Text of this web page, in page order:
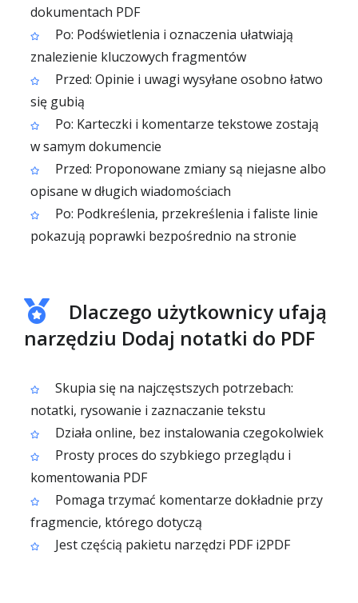
dokumentach PDF
Po: Podświetlenia i oznaczenia ułatwiają
znalezienie kluczowych fragmentów
Przed: Opinie i uwagi wysyłane osobno łatwo
się gubią
Po: Karteczki i komentarze tekstowe zostają
w samym dokumencie
Przed: Proponowane zmiany są niejasne albo
opisane w długich wiadomościach
Po: Podkreślenia, przekreślenia i faliste linie
pokazują poprawki bezpośrednio na stronie
Dlaczego użytkownicy ufają
narzędziu Dodaj notatki do PDF
Skupia się na najczęstszych potrzebach:
notatki, rysowanie i zaznaczanie tekstu
Działa online, bez instalowania czegokolwiek
Prosty proces do szybkiego przeglądu i
komentowania PDF
Pomaga trzymać komentarze dokładnie przy
fragmencie, którego dotyczą
Jest częścią pakietu narzędzi PDF i2PDF